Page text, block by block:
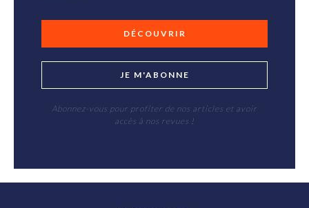
DÉCOUVRIR
JE M'ABONNE
Abonnez-vous pour profiter de nos articles et avoir
accès à nos revues !